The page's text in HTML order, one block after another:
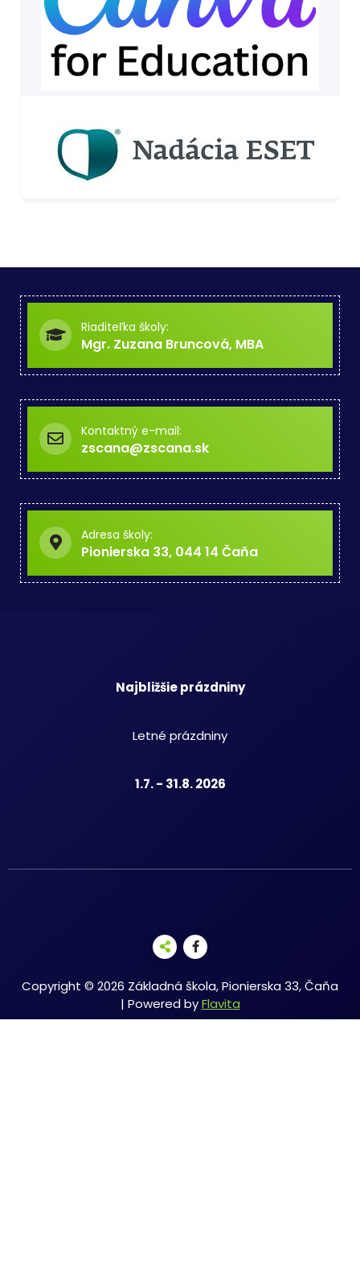
Riaditeľka školy:
Mgr. Zuzana Bruncová, MBA
Kontaktný e-mail:
zscana@zscana.sk
Adresa školy:
Pionierska 33, 044 14 Čaňa
Najbližšie prázdniny
Letné prázdniny
1.7. - 31.8. 2026
Copyright © 2026 Základná škola, Pionierska 33, Čaňa
| Powered byFlavita